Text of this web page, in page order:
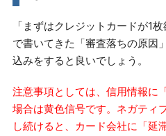
「まずはクレジットカードが1
で書いてきた「審査落ちの原因
込みをすると良いでしょう。
注意事項としては、信用情報に
場合は黄色信号です。ネガティ
し続けると、カード会社に「延